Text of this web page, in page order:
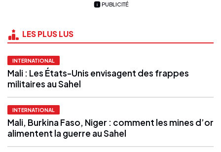
PUBLICITÉ
LES PLUS LUS
INTERNATIONAL
Mali : Les États-Unis envisagent des frappes
militaires au Sahel
INTERNATIONAL
Mali, Burkina Faso, Niger : comment les mines d’or
alimentent la guerre au Sahel